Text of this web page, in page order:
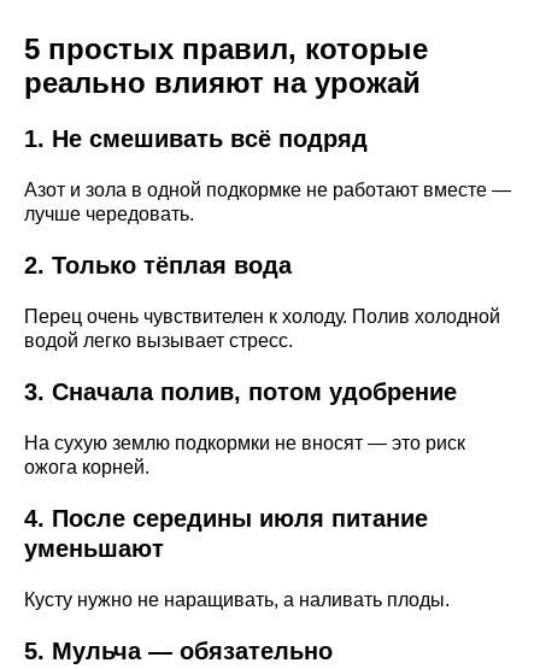
5 простых правил, которые
реально влияют на урожай
1. Не смешивать всё подряд
Азот и зола в одной подкормке не работают вместе —
лучше чередовать.
2. Только тёплая вода
Перец очень чувствителен к холоду. Полив холодной
водой легко вызывает стресс.
3. Сначала полив, потом удобрение
На сухую землю подкормки не вносят — это риск
ожога корней.
4. После середины июля питание
уменьшают
Кусту нужно не наращивать, а наливать плоды.
5. Мульча — обязательно